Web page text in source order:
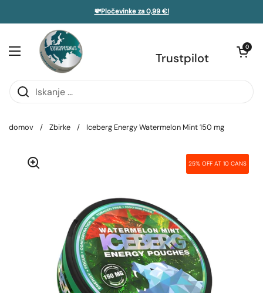
💸Pločevinke za 0,99 €!
Trustpilot
Odprite meni Odpri0
stransko vrstico
domov / Zbirke / Iceberg Energy Watermelon Mint 150 mg
25% OFF AT 10 CANS